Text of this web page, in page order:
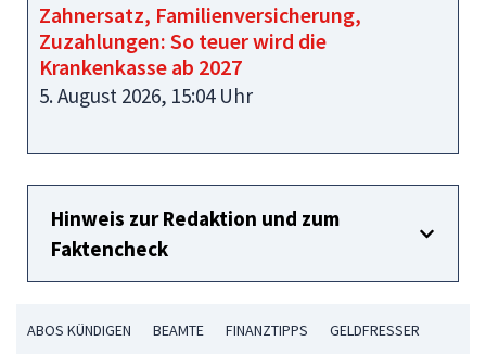
Zahnersatz, Familienversicherung,
Zuzahlungen: So teuer wird die
Krankenkasse ab 2027
5. August 2026, 15:04 Uhr
Hinweis zur Redaktion und zum
Faktencheck
ABOS KÜNDIGEN BEAMTE FINANZTIPPS GELDFRESSER